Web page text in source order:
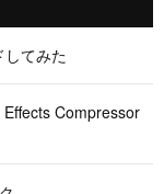
てみた
Compressor